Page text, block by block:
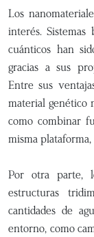
Los
interés. Sistemas
cuánticos han
gracias a sus
Entre sus
material genético
como combinar
misma
Por otra parte,
estructuras
cantidades de
entorno, como